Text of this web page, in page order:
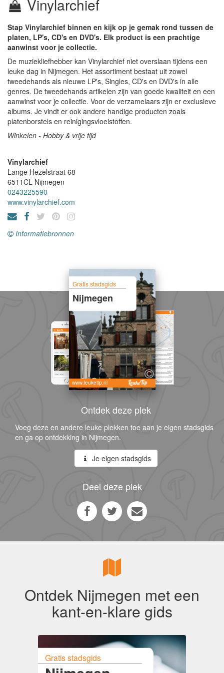
Vinylarchief
Stap Vinylarchief binnen en kijk op je gemak rond tussen de
platen, LP's, CD's en DVD's. Elk product is een prachtige
aanwinst voor je collectie.
De muziekliefhebber kan Vinylarchief niet overslaan tijdens een
leuke dag in Nijmegen. Het assortiment bestaat uit zowel
tweedehands als nieuwe LP's, Singles, CD's en DVD's in alle
genres. De tweedehands artikelen zijn van goede kwaliteit en een
aanwinst voor je collectie. Voor de verzamelaars zijn er exclusieve
albums. Je vindt er ook andere handige producten zoals
platenborstels en reinigingsvloeistoffen.
Winkelen - Hobby & vrije tijd
Vinylarchief
Lange Hezelstraat 68
6511CL Nijmegen
0243225590
www.vinylarchief.com
Informatiebronnen
Gratis stadsgids
Nijmegen
www.leuketip.nl
Ontdek deze plek
Voeg deze en andere leuke plekken toe aan je eigen stadsgids
en ga op ontdekking in Nijmegen.
Je eigen stadsgids
Deel deze plek
Ontdek Nijmegen met een
kant-en-klare gids
Gratis stadsgids